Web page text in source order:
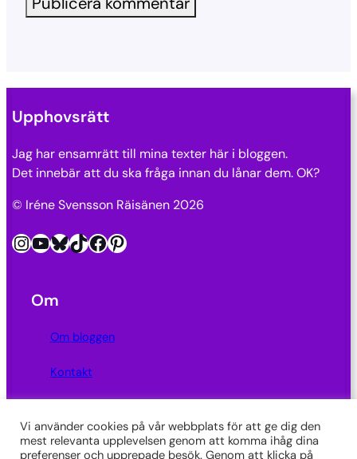
Upphovsrätt
Jag har ensamrätt till mina texter här i bloggen.
Det innebär att du ska fråga innan du lånar dem. OK?
© Iréne Svensson Räisänen 2026
InstagramYouTube Bluesky TikTok Facebook Pinterest
Om
Om bloggen
Kontakt
Länkar
Vi använder cookies på vår webbplats för att ge dig den
mest relevanta upplevelsen genom att komma ihåg dina
preferenser och upprepade besök. Genom att klicka på